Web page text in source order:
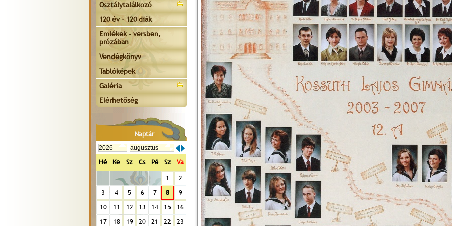
Osztálytalálkozó
120 év - 120 diák
Emlékek - versben,
prózában
Vendégkönyv
Tablóképek
Galéria
Elérhetőség
Naptár
Hé Ke Sz Cs Pé Sz Va
1
2
3
4 5 6 7 8
9
10
11 12 13 14 15
16
17
18 19 20 21 22 23